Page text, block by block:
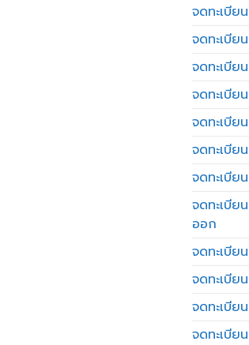
จดทะเบีย
จดทะเบีย
จดทะเบีย
จดทะเบีย
จดทะเบีย
จดทะเบีย
จดทะเบีย
จดทะเบีย
ออก
จดทะเบีย
จดทะเบีย
จดทะเบีย
จดทะเบีย